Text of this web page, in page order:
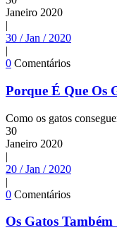
Janeiro 2020
|
30 / Jan / 2020
|
0 Comentários
Porque É Que Os
Como os gatos
30
Janeiro 2020
|
20 / Jan / 2020
|
0 Comentários
Os Gatos